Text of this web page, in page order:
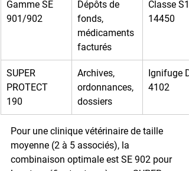
Gamme SE
901/902
Dépôts de
fonds,
médicaments
facturés
Classe S1
14450
SUPER
PROTECT
190
Archives,
ordonnances,
dossiers
Ignifuge
4102
Pour une clinique vétérinaire de taille
moyenne (2 à 5 associés), la
combinaison optimale est SE 902 pour